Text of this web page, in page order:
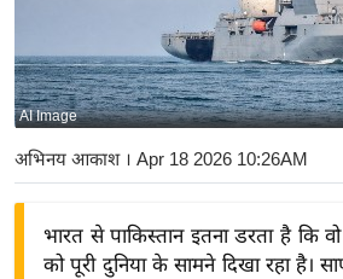
र्रा
ष्ट्री
य
बि
ज़
AI Image
अभिनय आकाश। Apr 18 2026 10:26AM
भारत से पाकिस्तान इतना डरता है कि
को पूरी दुनिया के सामने दिखा रहा है।